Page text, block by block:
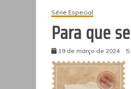
Série Especial
Para que
19 de março de 2024